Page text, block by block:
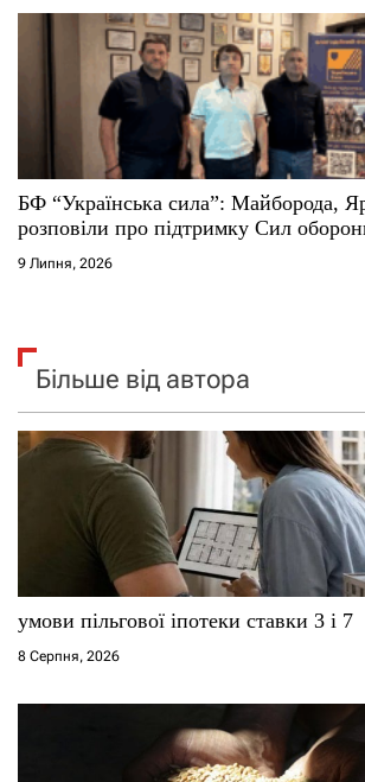
БФ “Українська сила”: Майборода,
розповіли про підтримку Сил
9 Липня, 2026
Більше від автора
умови пільгової іпотеки ставки 3 і 7
8 Серпня, 2026